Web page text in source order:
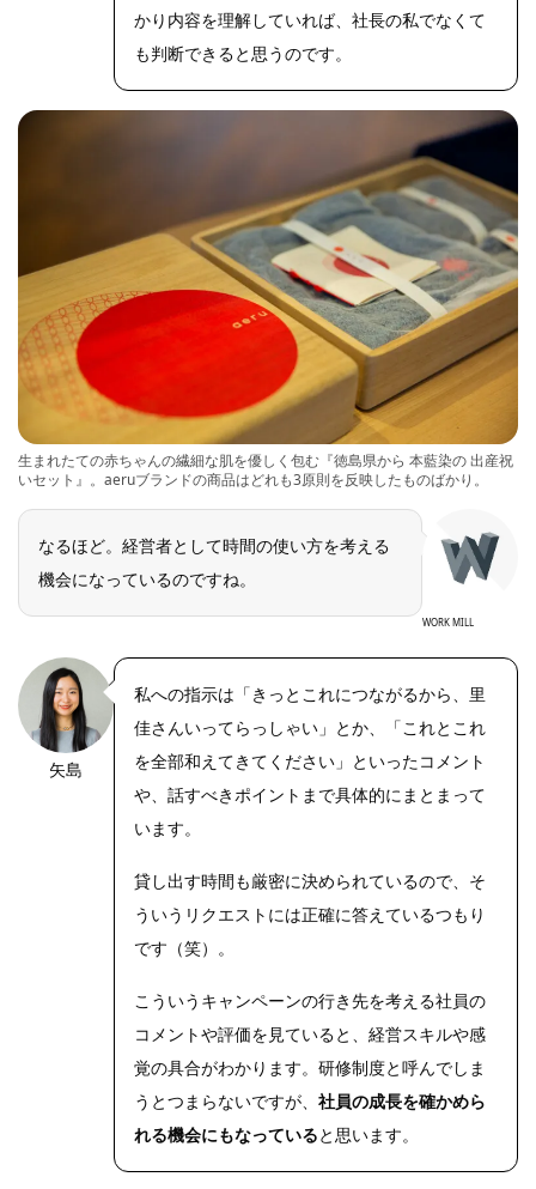
かり内容を理解していれば、社長の私でなくて
も判断できると思うのです。
生まれたての赤ちゃんの繊細な肌を優しく包む『徳島県から 本藍染の 出産祝
いセット』。aeruブランドの商品はどれも3原則を反映したものばかり。
なるほど。経営者として時間の使い方を考える
機会になっているのですね。
WORK MILL
矢島
私への指示は「きっとこれにつながるから、里
佳さんいってらっしゃい」とか、「これとこれ
を全部和えてきてください」といったコメント
や、話すべきポイントまで具体的にまとまって
います。
貸し出す時間も厳密に決められているので、そ
ういうリクエストには正確に答えているつもり
です（笑）。
こういうキャンペーンの行き先を考える社員の
コメントや評価を見ていると、経営スキルや感
覚の具合がわかります。研修制度と呼んでしま
うとつまらないですが、 社員の成長を確かめら
れる機会にもなっていると思います。